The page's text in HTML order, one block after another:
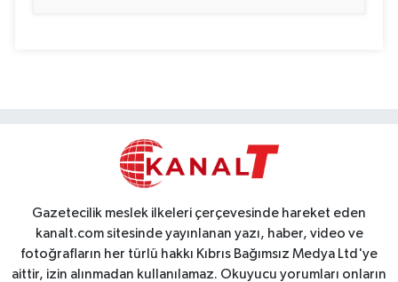
Gazetecilik meslek ilkeleri çerçevesinde hareket eden
kanalt.com sitesinde yayınlanan yazı, haber, video ve
fotoğrafların her türlü hakkı Kıbrıs Bağımsız Medya Ltd'ye
aittir, izin alınmadan kullanılamaz. Okuyucu yorumları onların